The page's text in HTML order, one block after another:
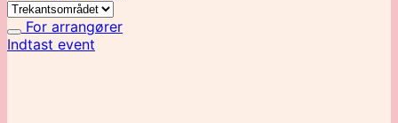
For arrangører
Indtast event